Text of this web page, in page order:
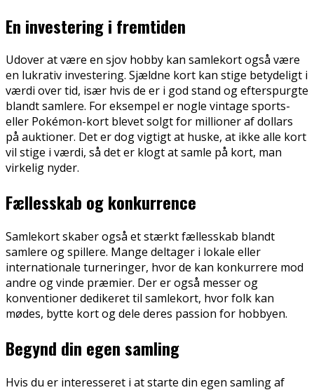
En investering i fremtiden
Udover at være en sjov hobby kan samlekort også være
en lukrativ investering. Sjældne kort kan stige betydeligt i
værdi over tid, især hvis de er i god stand og efterspurgte
blandt samlere. For eksempel er nogle vintage sports-
eller Pokémon-kort blevet solgt for millioner af dollars
på auktioner. Det er dog vigtigt at huske, at ikke alle kort
vil stige i værdi, så det er klogt at samle på kort, man
virkelig nyder.
Fællesskab og konkurrence
Samlekort skaber også et stærkt fællesskab blandt
samlere og spillere. Mange deltager i lokale eller
internationale turneringer, hvor de kan konkurrere mod
andre og vinde præmier. Der er også messer og
konventioner dedikeret til samlekort, hvor folk kan
mødes, bytte kort og dele deres passion for hobbyen.
Begynd din egen samling
Hvis du er interesseret i at starte din egen samling af